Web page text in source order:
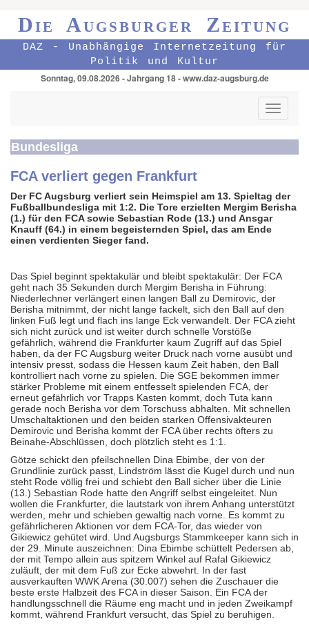
Die Augsburger Zeitung
DAZ - Unabhängige Internetzeitung für
Politik und Kultur
Sonntag, 09.08.2026 - Jahrgang 18 - www.daz-augsburg.de
Toggle
Bundesliga
FCA verliert gegen Frankfurt
Der FC Augsburg verliert sein Heimspiel am 13. Spieltag der
Fußballbundesliga mit 1:2. Die Tore erzielten Mergim Berisha
(1.) für den FCA sowie Sebastian Rode (13.) und Ansgar
Knauff (64.) in einem begeisternden Spiel, das am Ende
einen verdienten Sieger fand.
Das Spiel beginnt spektakulär und bleibt spektakulär: Der FCA
geht nach 35 Sekunden durch Mergim Berisha in Führung:
Niederlechner verlängert einen langen Ball zu Demirovic, der
Berisha mitnimmt, der nicht lange fackelt, sich den Ball auf den
linken Fuß legt und flach ins lange Eck verwandelt. Der FCA zieht
sich nicht zurück und ist weiter durch schnelle Vorstöße
gefährlich, während die Frankfurter kaum Zugriff auf das Spiel
haben, da der FC Augsburg weiter Druck nach vorne ausübt und
intensiv presst, sodass die Hessen kaum Zeit haben, den Ball
kontrolliert nach vorne zu spielen. Die SGE bekommen immer
stärker Probleme mit einem entfesselt spielenden FCA, der
erneut gefährlich vor Trapps Kasten kommt, doch Tuta kann
gerade noch Berisha vor dem Torschuss abhalten. Mit schnellen
Umschaltaktionen und den beiden starken Offensivakteuren
Demirovic und Berisha kommt der FCA über rechts öfters zu
Beinahe-Abschlüssen, doch plötzlich steht es 1:1.
Götze schickt den pfeilschnellen Dina Ebimbe, der von der
Grundlinie zurück passt, Lindström lässt die Kugel durch und nun
steht Rode völlig frei und schiebt den Ball sicher über die Linie
(13.) Sebastian Rode hatte den Angriff selbst eingeleitet. Nun
wollen die Frankfurter, die lautstark von ihrem Anhang unterstützt
werden, mehr und schieben gewaltig nach vorne. Es kommt zu
gefährlicheren Aktionen vor dem FCA-Tor, das wieder von
Gikiewicz gehütet wird. Und Augsburgs Stammkeeper kann sich in
der 29. Minute auszeichnen: Dina Ebimbe schüttelt Pedersen ab,
der mit Tempo allein aus spitzem Winkel auf Rafal Gikiewicz
zuläuft, der mit dem Fuß zur Ecke abwehrt. In der fast
ausverkauften WWK Arena (30.007) sehen die Zuschauer die
beste erste Halbzeit des FCA in dieser Saison. Ein FCA der
handlungsschnell die Räume eng macht und in jeden Zweikampf
kommt, während Frankfurt versucht, das Spiel zu beruhigen.